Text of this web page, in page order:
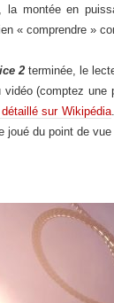
la montée en
« comprendre »
2 terminée, le
(comptez
sur Wikipédia
joué du point de